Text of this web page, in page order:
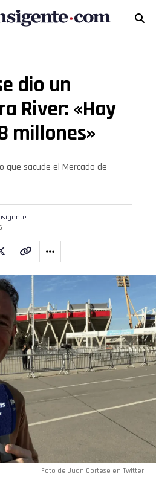
dio un
River: «Hay
millones»
que sacude el Mercado de
Foto de Juan Cortese en Twitter